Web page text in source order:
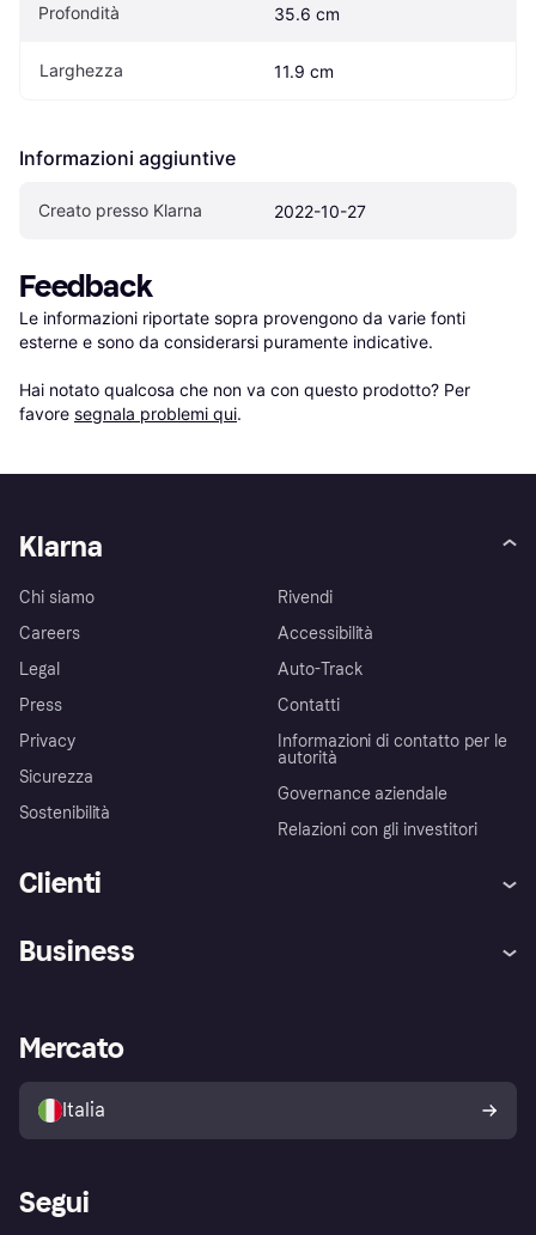
Profondità 35.6 cm
Larghezza 11.9 cm
Informazioni aggiuntive
Creato presso Klarna 2022-10-27
Feedback
Le informazioni riportate sopra provengono da varie fonti
esterne e sono da considerarsi puramente indicative.
Hai notato qualcosa che non va con questo prodotto? Per
favore segnala problemi qui.
Klarna
Chi siamo
Careers
Legal
Press
Privacy
Sicurezza
Sostenibilità
Rivendi
Accessibilità
Auto-Track
Contatti
Informazioni di contatto per le
autorità
Governance aziendale
Relazioni con gli investitori
Clienti
Esplora i negozi
Politica di protezione
dell'acquirente Klarna
Business
Accesso aziende
Mercato
Italia
Segui